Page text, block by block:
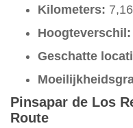
Kilometers:
Hoogteverschil:
Geschatte
Pinsapar de Los
Route